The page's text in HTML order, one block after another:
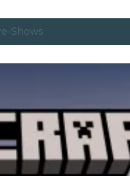
Shows
und Städte